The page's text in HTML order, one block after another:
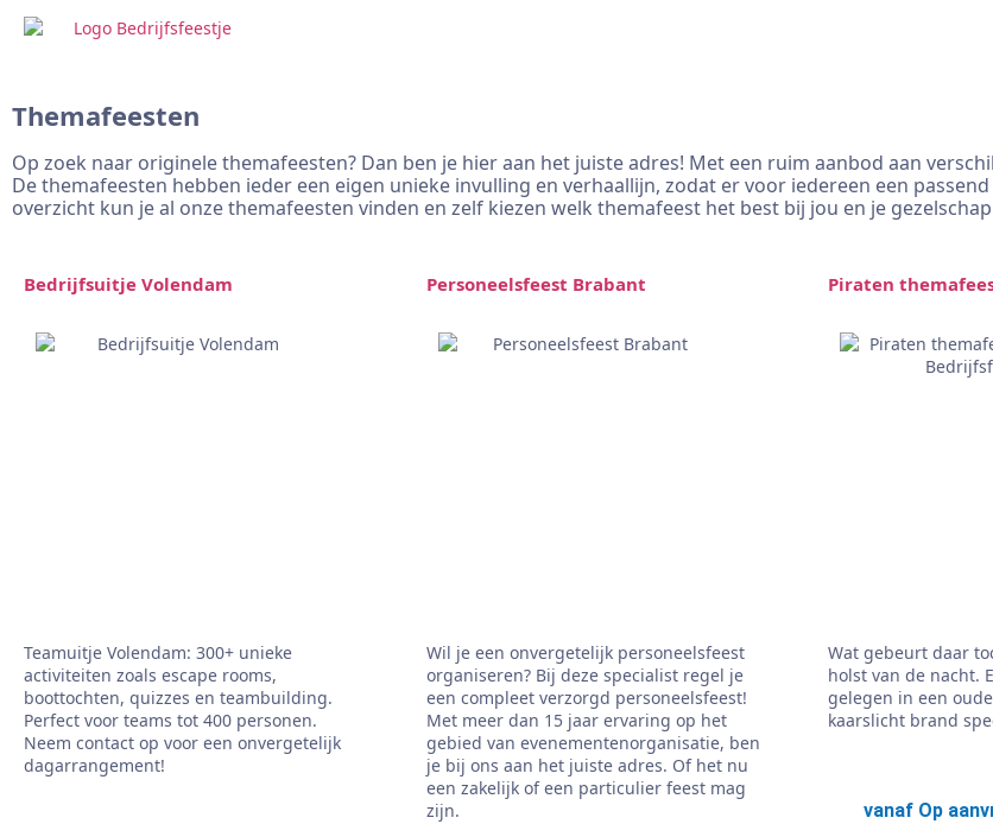
Themafeesten
Op zoek naar originele themafeesten? Dan ben je hier aan het juiste adres! Met een ruim aanbod aan
De themafeesten hebben ieder een eigen unieke invulling en verhaallijn, zodat er voor iedereen een
overzicht kun je al onze themafeesten vinden en zelf kiezen welk themafeest het best bij jou en je
Bedrijfsuitje Volendam
Teamuitje Volendam: 300+ unieke
activiteiten zoals escape rooms,
boottochten, quizzes en teambuilding.
Perfect voor teams tot 400 personen.
Neem contact op voor een onvergetelijk
dagarrangement!
Personeelsfeest Brabant
Wil je een onvergetelijk personeelsfeest
organiseren? Bij deze specialist regel je
een compleet verzorgd personeelsfeest!
Met meer dan 15 jaar ervaring op het
gebied van evenementenorganisatie, ben
je bij ons aan het juiste adres. Of het nu
een zakelijk of een particulier feest mag
zijn.
Piraten
Wat gebeurt daar
holst van de nacht.
gelegen in een
kaarslicht brand
vanaf Op